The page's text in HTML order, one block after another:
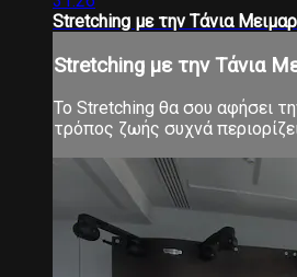
Stretching με την Τάνια
Stretching με την Τάνια
Το Stretching θα σου αφήσει
τρόπος ζωής συχνά